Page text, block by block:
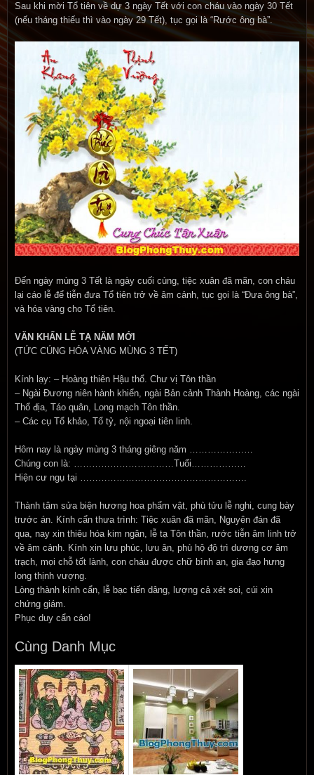
Sau khi mời Tổ tiên về dự 3 ngày Tết với con cháu vào ngày 30 Tết
(nếu tháng thiếu thì vào ngày 29 Tết), tục gọi là “Rước ông bà”.
Đến ngày mùng 3 Tết là ngày cuối cùng, tiệc xuân đã mãn, con cháu
lại cáo lễ để tiễn đưa Tổ tiên trở về âm cảnh, tục gọi là “Đưa ông bà”,
và hóa vàng cho Tổ tiên.
VĂN KHẤN LỄ TẠ NĂM MỚI
(TỨC CÚNG HÓA VÀNG MÙNG 3 TẾT)
Kính lạy: – Hoàng thiên Hậu thổ. Chư vị Tôn thần
– Ngài Đương niên hành khiển, ngài Bản cảnh Thành Hoàng, các ngài
Thổ địa, Táo quân, Long mạch Tôn thần.
– Các cụ Tổ khảo, Tổ tỷ, nội ngoại tiên linh.
Hôm nay là ngày mùng 3 tháng giêng năm …………………
Chúng con là: ……………………………Tuổi………………
Hiện cư ngụ tại ……………………………………………….
Thành tâm sửa biện hương hoa phẩm vật, phù tửu lễ nghi, cung bày
trước án. Kính cẩn thưa trình: Tiệc xuân đã mãn, Nguyên đán đã
qua, nay xin thiêu hóa kim ngân, lễ tạ Tôn thần, rước tiễn âm linh trở
về âm cảnh. Kính xin lưu phúc, lưu ân, phù hộ độ trì dương cơ âm
trạch, mọi chỗ tốt lành, con cháu được chữ bình an, gia đạo hưng
long thịnh vượng.
Lòng thành kính cẩn, lễ bạc tiến dâng, lượng cả xét soi, cúi xin
chứng giám.
Phục duy cẩn cáo!
Cùng Danh Mục